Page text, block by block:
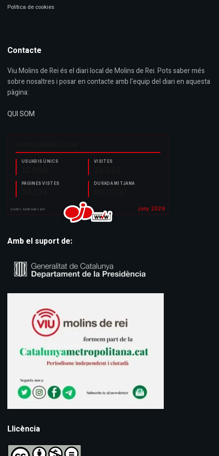
Política de cookies
Contacte
Viu Molins de Rei és el diari local de Molins de Rei. Pots saber més
sobre nosaltres i posar en contacte amb l'equip del diari en aquesta
pàgina:
QUI SOM
Amb el suport de:
Llicència